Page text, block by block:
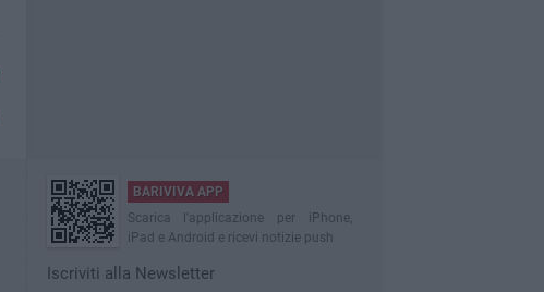
BARIVIVA APP
Scarica l'applicazione per iPhone,
iPad e Android e ricevi notizie push
Iscriviti alla Newsletter